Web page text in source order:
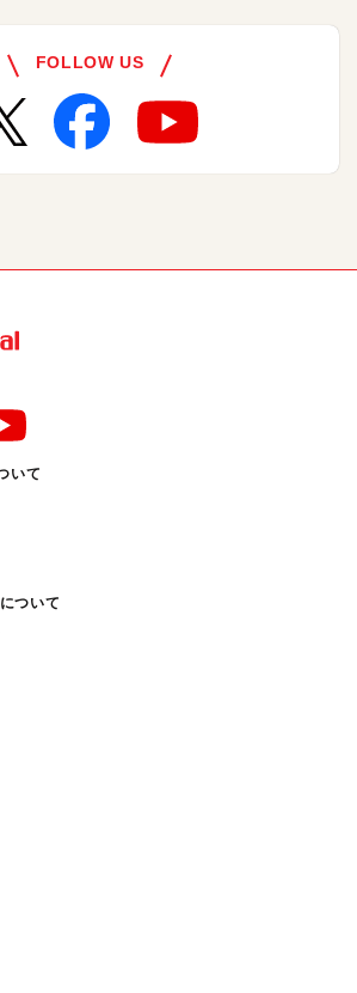
FOLLOW US
いて
ついて